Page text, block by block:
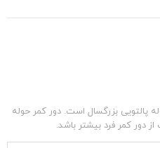
پالتویی بزرگسال است. دور کمر حوله